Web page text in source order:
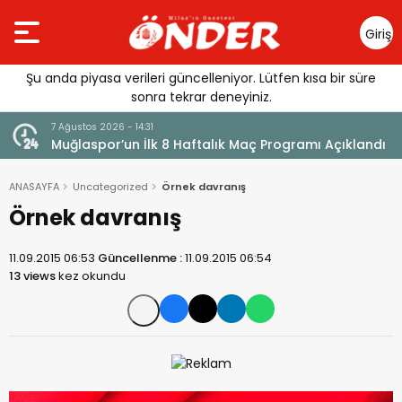
Giriş
Yap
Şu anda piyasa verileri güncelleniyor. Lütfen kısa bir süre
sonra tekrar deneyiniz.
7 Ağustos 2026 - 14:31
Muğlaspor’un İlk 8 Haftalık Maç Programı Açıklandı
ANASAYFA Uncategorized Örnek davranış
Örnek davranış
11.09.2015 06:53 Güncellenme :11.09.2015 06:54
13 viewskez okundu